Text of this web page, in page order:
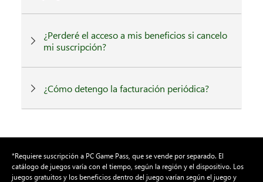
¿Perderé el acceso a mis beneficios si cancelo
mi suscripción?
¿Cómo detengo la facturación periódica?
*Requiere suscripción a PC Game Pass, que se vende por separado. El
catálogo de juegos varía con el tiempo, según la región y el dispositivo. Los
juegos gratuitos y los beneficios dentro del juego varían según el juego y